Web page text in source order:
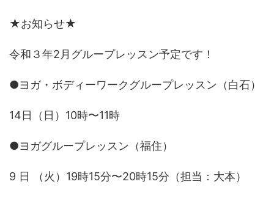
★お知らせ★
令和３年2月グループレッスン予定です！
●ヨガ・ボディーワークグループレッスン（白石）
14日（日）10時〜11時
●ヨガグループレッスン（福住）
9 日 （火）19時15分〜20時15分（担当：大本）